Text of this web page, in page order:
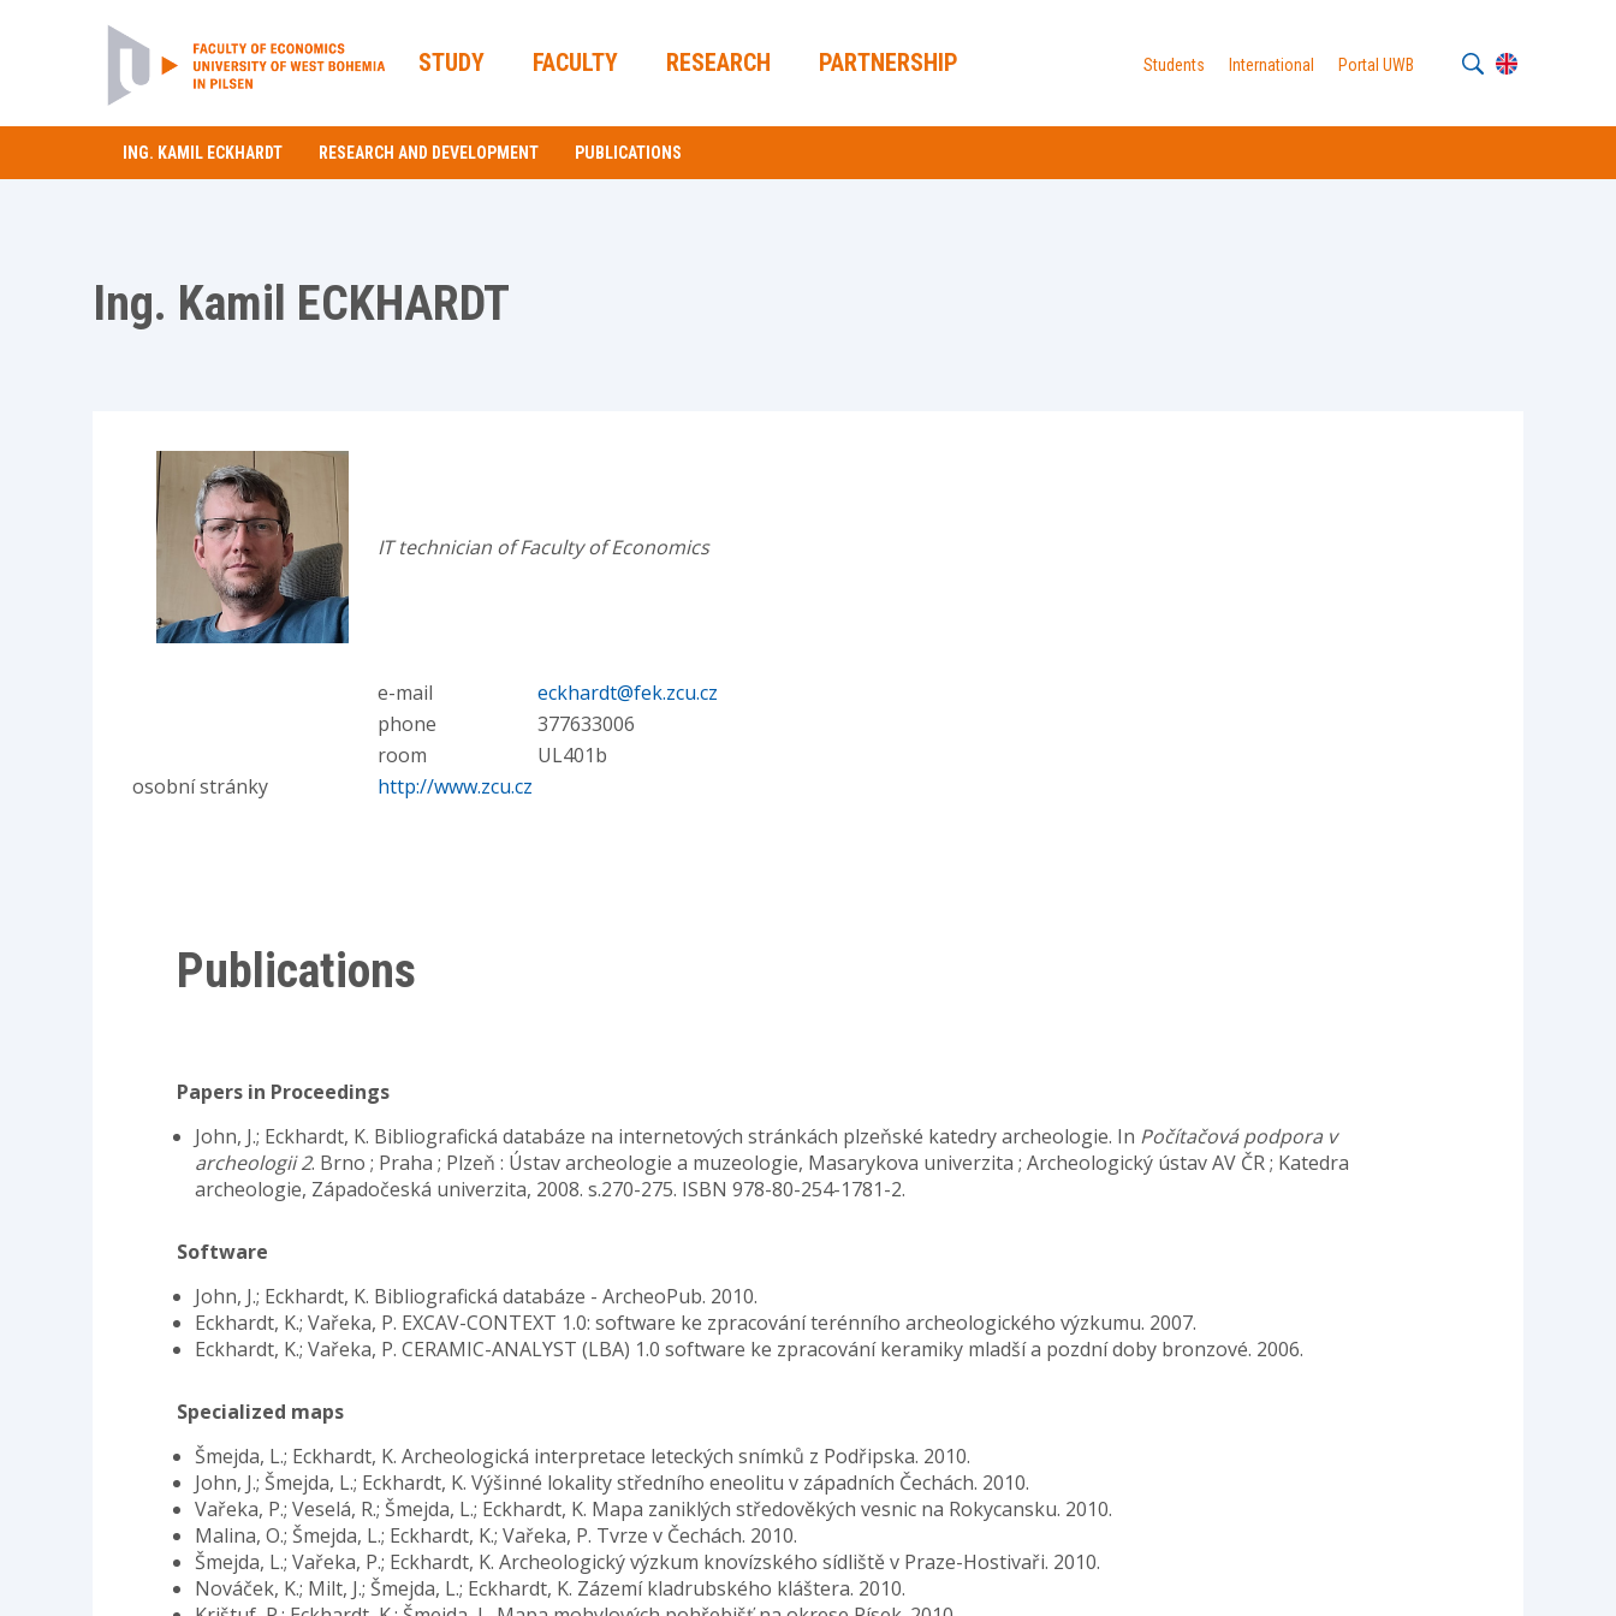
STUDY FACULTY RESEARCH PARTNERSHIP Students International Portal UWB
ING. KAMIL ECKHARDT RESEARCH AND DEVELOPMENT PUBLICATIONS
Ing. Kamil ECKHARDT
IT technician of Faculty of Economics
e-mail
eckhardt@fek.zcu.cz
phone
377633006
room
UL401b
osobní stránky
http://www.zcu.cz
Publications
Papers in Proceedings
John, J.; Eckhardt, K. Bibliografická databáze na internetových stránkách plzeňské katedry archeologie. In Počítačová podpora v
archeologii 2. Brno ; Praha ; Plzeň : Ústav archeologie a muzeologie, Masarykova univerzita ; Archeologický ústav AV ČR ; Katedra
archeologie, Západočeská univerzita, 2008. s.270-275. ISBN 978-80-254-1781-2.
Software
John, J.; Eckhardt, K. Bibliografická databáze - ArcheoPub. 2010.
Eckhardt, K.; Vařeka, P. EXCAV-CONTEXT 1.0: software ke zpracování terénního archeologického výzkumu. 2007.
Eckhardt, K.; Vařeka, P. CERAMIC-ANALYST (LBA) 1.0 software ke zpracování keramiky mladší a pozdní doby bronzové. 2006.
Specialized maps
Šmejda, L.; Eckhardt, K. Archeologická interpretace leteckých snímků z Podřipska. 2010.
John, J.; Šmejda, L.; Eckhardt, K. Výšinné lokality středního eneolitu v západních Čechách. 2010.
Vařeka, P.; Veselá, R.; Šmejda, L.; Eckhardt, K. Mapa zaniklých středověkých vesnic na Rokycansku. 2010.
Malina, O.; Šmejda, L.; Eckhardt, K.; Vařeka, P. Tvrze v Čechách. 2010.
Šmejda, L.; Vařeka, P.; Eckhardt, K. Archeologický výzkum knovízského sídliště v Praze-Hostivaři. 2010.
Nováček, K.; Milt, J.; Šmejda, L.; Eckhardt, K. Zázemí kladrubského kláštera. 2010.